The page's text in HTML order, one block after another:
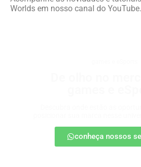
Worlds em nosso canal do YouTube.
conheça nossos